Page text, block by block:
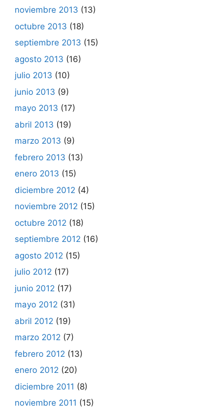
noviembre 2013 (13)
octubre 2013 (18)
septiembre 2013 (15)
agosto 2013 (16)
julio 2013 (10)
junio 2013 (9)
mayo 2013 (17)
abril 2013 (19)
marzo 2013 (9)
febrero 2013 (13)
enero 2013 (15)
diciembre 2012 (4)
noviembre 2012 (15)
octubre 2012 (18)
septiembre 2012 (16)
agosto 2012 (15)
julio 2012 (17)
junio 2012 (17)
mayo 2012 (31)
abril 2012 (19)
marzo 2012 (7)
febrero 2012 (13)
enero 2012 (20)
diciembre 2011 (8)
noviembre 2011 (15)